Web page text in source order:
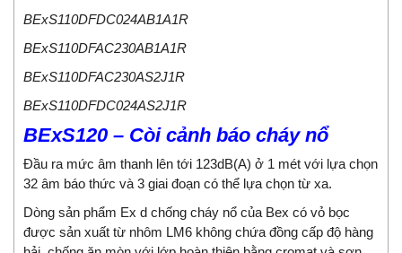
BExS110DFDC024AB1A1R
BExS110DFAC230AB1A1R
BExS110DFAC230AS2J1R
BExS110DFDC024AS2J1R
BExS120 – Còi cảnh báo cháy nổ
Đầu ra mức âm thanh lên tới 123dB(A) ở 1 mét với lựa chọn
32 âm báo thức và 3 giai đoạn có thể lựa chọn từ xa.
Dòng sản phẩm Ex d chống cháy nổ của Bex có vỏ bọc
được sản xuất từ ​​nhôm LM6 không chứa đồng cấp độ hàng